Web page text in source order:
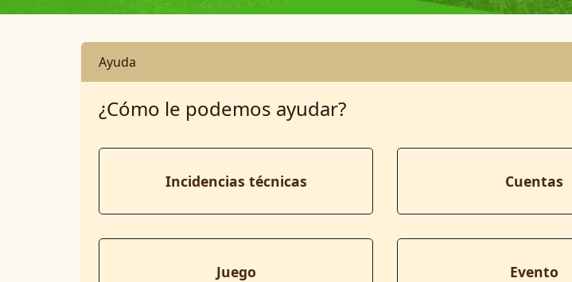
Ayuda
¿Cómo le podemos ayudar?
Incidencias técnicas Cuentas
Juego Evento